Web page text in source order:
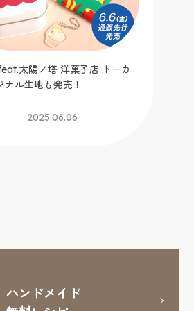
太陽ノ塔 洋菓子店 トーカ
ル生地も発売！
2025.06.06
ハンドメイド